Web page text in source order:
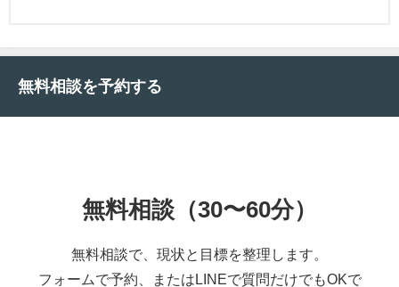
無料相談を予約する
無料相談（30〜60分）
無料相談で、現状と目標を整理します。
フォームで予約、またはLINEで質問だけでもOKで